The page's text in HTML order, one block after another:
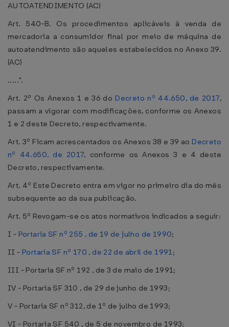
AUTOATENDIMENTO (AC)
Art. 540-B. Os procedimentos aplicáveis à venda de
mercadoria a consumidor final por meio de máquina de
autoatendimento são aqueles estabelecidos no Anexo 39.
(AC)
.....".
Art. 2º Os Anexos 1 e 36 do Decreto nº 44.650, de 2017,
passam a vigorar com modificações, conforme os Anexos
1 e 2 deste Decreto, respectivamente.
Art. 3º Ficam acrescentados os Anexos 38 e 39 ao Decreto
nº 44.650, de 2017, conforme os Anexos 3 e 4 deste
Decreto, respectivamente.
Art. 4º Este Decreto entra em vigor no primeiro dia do mês
subsequente ao da sua publicação.
Art. 5º Revogam-se os atos normativos indicados a seguir:
I - Portaria SF nº 255 , de 19 de julho de 1990;
II - Portaria SF nº 170 , de 22 de abril de 1991;
III - Portaria SF nº 192 , de 3 de maio de 1991;
IV - Portaria SF 310 , de 29 de junho de 1993;
V - Portaria SF nº 312, de 1º de julho de 1993;
VI - Portaria SF 540 , de 5 de novembro de 1993;